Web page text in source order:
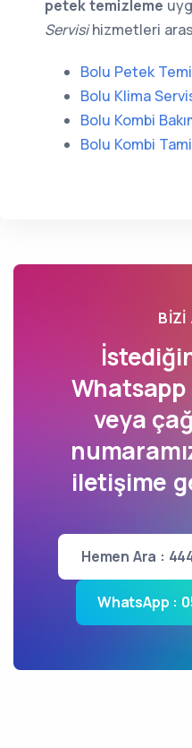
petek temizleme
Servisihizmetleri
Bolu Petek
Bolu Klima
Bolu Kombi
Bolu Kombi
BIZI
Whatsapp
veya
iletişime
Hemen Ara :
WhatsApp :